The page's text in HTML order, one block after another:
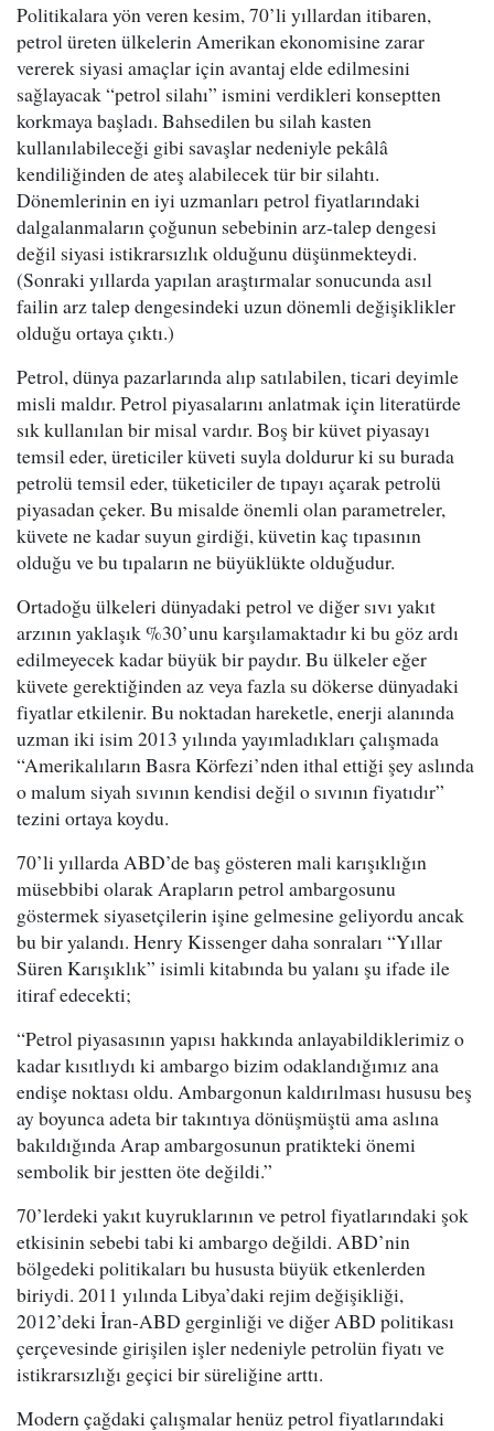
Politikalara yön veren kesim, 70’li yıllardan itibaren,
petrol üreten ülkelerin Amerikan ekonomisine zarar
vererek siyasi amaçlar için avantaj elde edilmesini
sağlayacak “petrol silahı” ismini verdikleri konseptten
korkmaya başladı. Bahsedilen bu silah kasten
kullanılabileceği gibi savaşlar nedeniyle pekâlâ
kendiliğinden de ateş alabilecek tür bir silahtı.
Dönemlerinin en iyi uzmanları petrol fiyatlarındaki
dalgalanmaların çoğunun sebebinin arz-talep dengesi
değil siyasi istikrarsızlık olduğunu düşünmekteydi.
(Sonraki yıllarda yapılan araştırmalar sonucunda asıl
failin arz talep dengesindeki uzun dönemli değişiklikler
olduğu ortaya çıktı.)
Petrol, dünya pazarlarında alıp satılabilen, ticari deyimle
misli maldır. Petrol piyasalarını anlatmak için literatürde
sık kullanılan bir misal vardır. Boş bir küvet piyasayı
temsil eder, üreticiler küveti suyla doldurur ki su burada
petrolü temsil eder, tüketiciler de tıpayı açarak petrolü
piyasadan çeker. Bu misalde önemli olan parametreler,
küvete ne kadar suyun girdiği, küvetin kaç tıpasının
olduğu ve bu tıpaların ne büyüklükte olduğudur.
Ortadoğu ülkeleri dünyadaki petrol ve diğer sıvı yakıt
arzının yaklaşık %30’unu karşılamaktadır ki bu göz ardı
edilmeyecek kadar büyük bir paydır. Bu ülkeler eğer
küvete gerektiğinden az veya fazla su dökerse dünyadaki
fiyatlar etkilenir. Bu noktadan hareketle, enerji alanında
uzman iki isim 2013 yılında yayımladıkları çalışmada
“Amerikalıların Basra Körfezi’nden ithal ettiği şey aslında
o malum siyah sıvının kendisi değil o sıvının fiyatıdır”
tezini ortaya koydu.
70’li yıllarda ABD’de baş gösteren mali karışıklığın
müsebbibi olarak Arapların petrol ambargosunu
göstermek siyasetçilerin işine gelmesine geliyordu ancak
bu bir yalandı. Henry Kissenger daha sonraları “Yıllar
Süren Karışıklık” isimli kitabında bu yalanı şu ifade ile
itiraf edecekti;
“Petrol piyasasının yapısı hakkında anlayabildiklerimiz o
kadar kısıtlıydı ki ambargo bizim odaklandığımız ana
endişe noktası oldu. Ambargonun kaldırılması hususu beş
ay boyunca adeta bir takıntıya dönüşmüştü ama aslına
bakıldığında Arap ambargosunun pratikteki önemi
sembolik bir jestten öte değildi.”
70’lerdeki yakıt kuyruklarının ve petrol fiyatlarındaki şok
etkisinin sebebi tabi ki ambargo değildi. ABD’nin
bölgedeki politikaları bu hususta büyük etkenlerden
biriydi. 2011 yılında Libya’daki rejim değişikliği,
2012’deki İran-ABD gerginliği ve diğer ABD politikası
çerçevesinde girişilen işler nedeniyle petrolün fiyatı ve
istikrarsızlığı geçici bir süreliğine arttı.
Modern çağdaki çalışmalar henüz petrol fiyatlarındaki